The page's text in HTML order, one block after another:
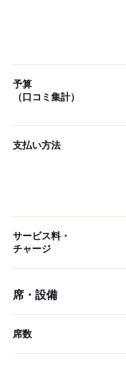
予算
（口コミ集計）
支払い方法
サービス料・
チャージ
席・設備
席数